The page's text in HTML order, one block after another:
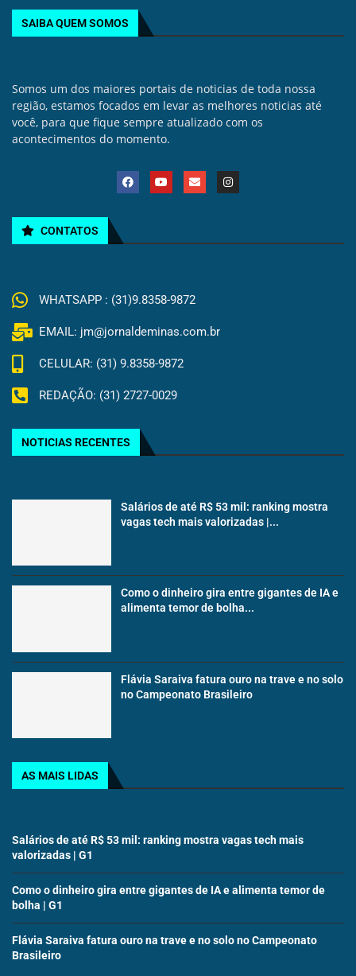
SAIBA QUEM SOMOS
Somos um dos maiores portais de noticias de toda nossa
região, estamos focados em levar as melhores noticias até
você, para que fique sempre atualizado com os
acontecimentos do momento.
CONTATOS
WHATSAPP : (31)9.8358-9872
EMAIL: jm@jornaldeminas.com.br
CELULAR: (31) 9.8358-9872
REDAÇÃO: (31) 2727-0029
NOTICIAS RECENTES
Salários de até R$ 53 mil: ranking mostra
vagas tech mais valorizadas |...
Como o dinheiro gira entre gigantes de IA e
alimenta temor de bolha...
Flávia Saraiva fatura ouro na trave e no solo
no Campeonato Brasileiro
AS MAIS LIDAS
Salários de até R$ 53 mil: ranking mostra vagas tech mais
valorizadas | G1
Como o dinheiro gira entre gigantes de IA e alimenta temor de
bolha | G1
Flávia Saraiva fatura ouro na trave e no solo no Campeonato
Brasileiro